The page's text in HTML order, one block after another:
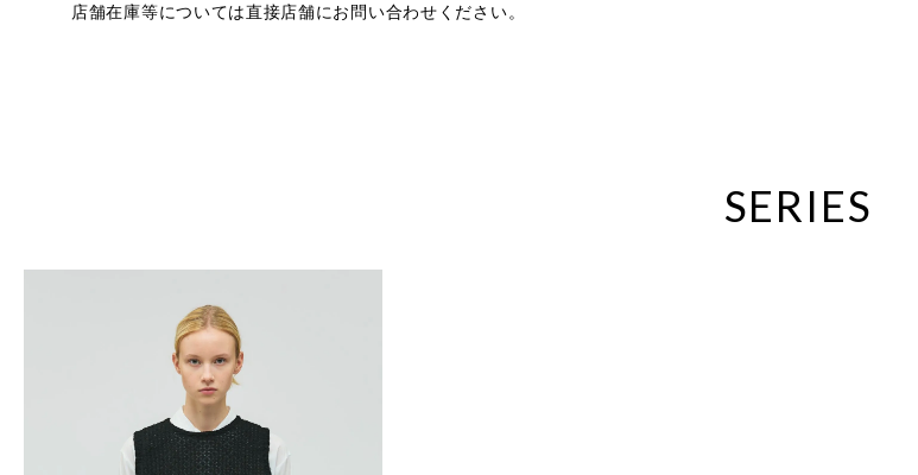
店舗在庫等については直接店舗にお問い合わせください。
SERIES